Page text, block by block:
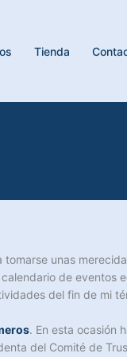
Tienda
unas
de eventos
del fin de mi
. En esta ocasión
del Comité de